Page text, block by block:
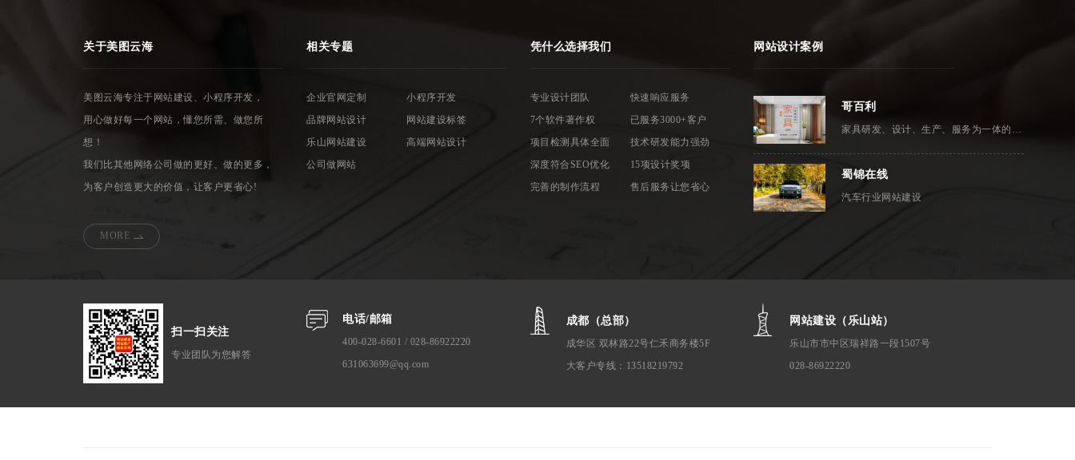
关于美图云海
美图云海专注于网站建设、小程序开发，
用心做好每一个网站，懂您所需、做您所
想！
我们比其他网络公司做的更好、做的更多，
为客户创造更大的价值，让客户更省心!
MORE
相关专题
企业官网定制
小程序开发
品牌网站设计
网站建设标签
乐山网站建设
高端网站设计
公司做网站
凭什么选择我们
专业设计团队
快速响应服务
7个软件著作权
已服务3000+客户
项目检测具体全面
技术研发能力强劲
深度符合SEO优化
15项设计奖项
完善的制作流程
售后服务让您省心
网站设计案例
哥百利
家具研发、设计、生产、服务为一体的专业实木家具订做企业
蜀锦在线
汽车行业网站建设
扫一扫关注
专业团队为您解答
电话/邮箱
400-028-6601 / 028-86922220
631063699@qq.com
成都（总部）
成华区 双林路22号仁禾商务楼5F
大客户专线：13518219792
网站建设（乐山站）
乐山市市中区瑞祥路一段1507号
028-86922220